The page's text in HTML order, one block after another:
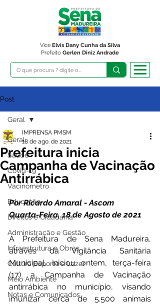
Prefeito Gerlen Diniz Andrade
Vice Elvis Dany Cunha da Silva
Post
Geral
Saúde
Covid-19
Vacinômetro
Educação
Direitos e Cidadania
Administração e Gestão
Infraestrutura e Obras
Cultura Esporte e Lazer
Meio Ambiente
Notas e Comunicados
Geral
Prefeitura inicia
Campanha de Vacinação
Antirrábica
IMPRENSA PMSM
18 de ago. de 2021
Por Ricardo Amaral - Ascom
Quarta-Feira, 18 de Agosto de 2021
A Prefeitura de Sena Madureira,
através da Vigilância Sanitária
Municipal, iniciou ontem, terça-feira
(17) a Campanha de Vacinação
antirrábica no município, visando
imunizar cerca de 5.500 animais